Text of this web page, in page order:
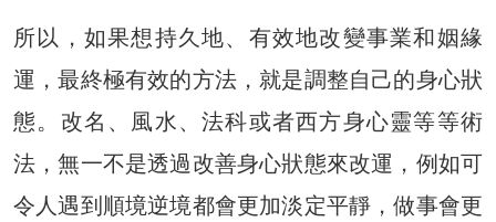
所以，如果想持久地、有效地改變事業和姻緣
運，最終極有效的方法，就是調整自己的身心狀
態。改名、風水、法科或者西方身心靈等等術
法，無一不是透過改善身心狀態來改運，例如可
令人遇到順境逆境都會更加淡定平靜，做事會更